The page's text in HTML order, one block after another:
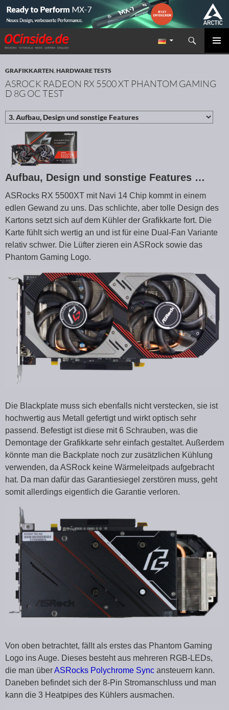
Redaktion ocinside.de PC Hardware Portal
Suchen
ZUM INHALT SPRINGEN
GRAFIKKARTEN,HARDWARE TESTS
ASROCK RADEON RX 5500 XT PHANTOM GAMING
D 8G OC TEST
Aufbau, Design und sonstige Features …
ASRocks RX 5500XT mit Navi 14 Chip kommt in einem
edlen Gewand zu uns. Das schlichte, aber tolle Design des
Kartons setzt sich auf dem Kühler der Grafikkarte fort. Die
Karte fühlt sich wertig an und ist für eine Dual-Fan Variante
relativ schwer. Die Lüfter zieren ein ASRock sowie das
Phantom Gaming Logo.
Die Blackplate muss sich ebenfalls nicht verstecken, sie ist
hochwertig aus Metall gefertigt und wirkt optisch sehr
passend. Befestigt ist diese mit 6 Schrauben, was die
Demontage der Grafikkarte sehr einfach gestaltet. Außerdem
könnte man die Backplate noch zur zusätzlichen Kühlung
verwenden, da ASRock keine Wärmeleitpads aufgebracht
hat. Da man dafür das Garantiesiegel zerstören muss, geht
somit allerdings eigentlich die Garantie verloren.
Von oben betrachtet, fällt als erstes das Phantom Gaming
Logo ins Auge. Dieses besteht aus mehreren RGB-LEDs,
die man überASRocks Polychrome Sync ansteuern kann.
Daneben befindet sich der 8-Pin Stromanschluss und man
kann die 3 Heatpipes des Kühlers ausmachen.